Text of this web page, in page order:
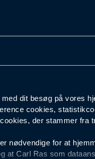
dit besøg på vores
cookies,
der stammer fra
nødvendige for at
at Carl Ras som